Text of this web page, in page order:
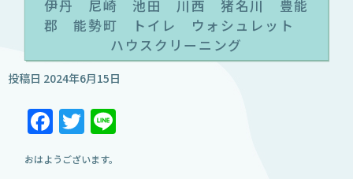
伊丹 尼崎 池田 川西 猪名川 豊能
郡 能勢町 トイレ ウォシュレット
ハウスクリーニング
投稿日 2024年6月15日
Facebook
Twitter
おはようございます。